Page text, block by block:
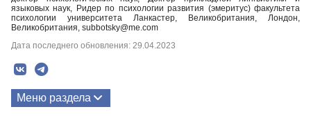
языковых наук, Ридер по психологии развития (эмеритус) факультета
психологии университета Ланкастер, Великобритания, Лондон,
Великобритания, subbotsky@me.com
Дата последнего обновления: 29.04.2023
Меню раздела